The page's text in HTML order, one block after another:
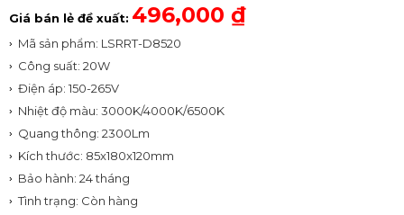
Giá bán lẻ đề xuất: 496,000 ₫
Mã sản phẩm: LSRRT-D8520
Công suất: 20W
Điện áp: 150-265V
Nhiệt độ màu: 3000K/4000K/6500K
Quang thông: 2300Lm
Kích thước: 85x180x120mm
Bảo hành: 24 tháng
Tình trạng: Còn hàng